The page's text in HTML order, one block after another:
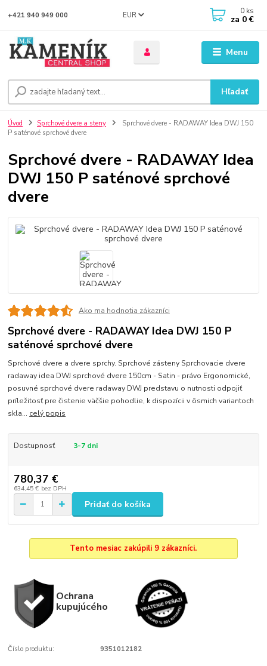
Menu
EUR
Hľadať
+421 940 949 000 0 ks
za 0 €
Úvod Sprchové dvere a steny
Sprchové dvere - RADAWAY Idea DWJ 150
P saténové sprchové dvere
Sprchové dvere - RADAWAY Idea
DWJ 150 P saténové sprchové
dvere
Ako ma hodnotia zákazníci
Sprchové dvere - RADAWAY Idea DWJ 150 P
saténové sprchové dvere
Sprchové dvere a dvere sprchy. Sprchové zásteny Sprchovacie dvere
radaway idea DWJ sprchové dvere 150cm - Satin - právo Ergonomické,
posuvné sprchové dvere radaway DWJ predstavu o nutnosti odpojiť
príležitosť pre čistenie väčšie pohodlie, k dispozícii v ôsmich variantoch
skla... celý popis
Dostupnosť 3-7 dni
780,37 €
634,45 € bez DPH
Pridať do košíka
Tento mesiac zakúpili 9 zákazníci.
Ochrana
kupujúcého
Číslo produktu: 9351012182